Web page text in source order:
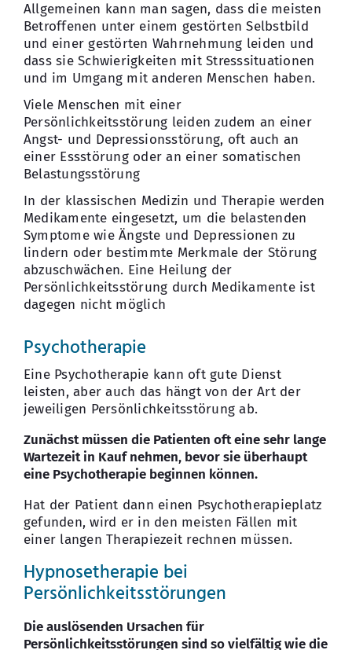
Allgemeinen kann man sagen, dass die meisten
Betroffenen unter einem gestörten Selbstbild
und einer gestörten Wahrnehmung leiden und
dass sie Schwierigkeiten mit Stresssituationen
und im Umgang mit anderen Menschen haben.
Viele Menschen mit einer
Persönlichkeitsstörung leiden zudem an einer
Angst- und Depressionsstörung, oft auch an
einer Essstörung oder an einer somatischen
Belastungsstörung
In der klassischen Medizin und Therapie werden
Medikamente eingesetzt, um die belastenden
Symptome wie Ängste und Depressionen zu
lindern oder bestimmte Merkmale der Störung
abzuschwächen. Eine Heilung der
Persönlichkeitsstörung durch Medikamente ist
dagegen nicht möglich
Psychotherapie
Eine Psychotherapie kann oft gute Dienst
leisten, aber auch das hängt von der Art der
jeweiligen Persönlichkeitsstörung ab.
Zunächst müssen die Patienten oft eine sehr lange
Wartezeit in Kauf nehmen, bevor sie überhaupt
eine Psychotherapie beginnen können.
Hat der Patient dann einen Psychotherapieplatz
gefunden, wird er in den meisten Fällen mit
einer langen Therapiezeit rechnen müssen.
Hypnosetherapie bei
Persönlichkeitsstörungen
Die auslösenden Ursachen für
Persönlichkeitsstörungen sind so vielfältig wie die